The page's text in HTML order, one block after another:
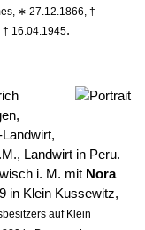
∗ 27.12.1866, †
† 16.04.1945.
Landwirt in Peru.
i. M. mit Nora
in Klein Kussewitz,
auf Klein